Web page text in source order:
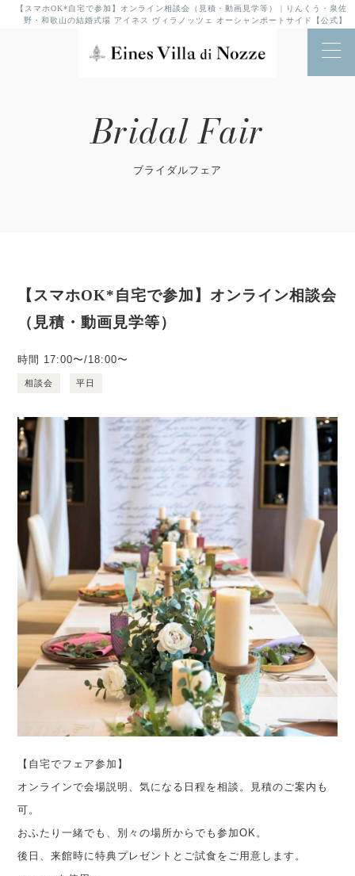
【スマホOK*自宅で参加】オンライン相談会（見積・動画見学等） | りんくう・泉佐
野・和歌山の結婚式場 アイネス ヴィラノッツェ オーシャンポートサイド【公式】
Bridal Fair
ブライダルフェア
【スマホOK*自宅で参加】オンライン相談会
（見積・動画見学等）
時間 17:00〜/18:00〜
相談会 平日
【自宅でフェア参加】
オンラインで会場説明、気になる日程を相談。見積のご案内も
可。
おふたり一緒でも、別々の場所からでも参加OK。
後日、来館時に特典プレゼントとご試食をご用意します。